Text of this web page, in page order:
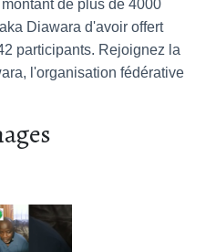
de plus de 4000
Diawara d'avoir offert
participants. Rejoignez la
l'organisation fédérative